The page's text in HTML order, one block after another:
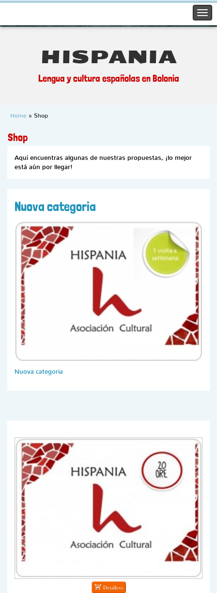
HISPANIA
Lengua y cultura españolas en Bolonia
Home » Shop
Shop
Aquí encuentras algunas de nuestras propuestas, ¡lo mejor
está aún por llegar!
Nuova categoria
Nuova categoria